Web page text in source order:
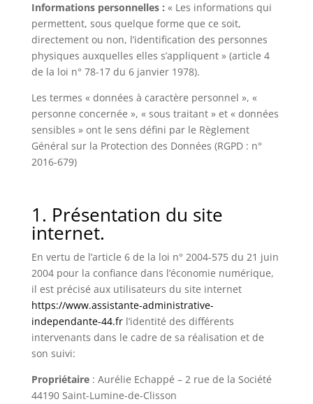
Informations personnelles : « Les informations qui
permettent, sous quelque forme que ce soit,
directement ou non, l’identification des personnes
physiques auxquelles elles s’appliquent » (article 4
de la loi n° 78-17 du 6 janvier 1978).
Les termes « données à caractère personnel », «
personne concernée », « sous traitant » et « données
sensibles » ont le sens défini par le Règlement
Général sur la Protection des Données (RGPD : n°
2016-679)
1. Présentation du site
internet.
En vertu de l’article 6 de la loi n° 2004-575 du 21 juin
2004 pour la confiance dans l’économie numérique,
il est précisé aux utilisateurs du site internet
https://www.assistante-administrative-
independante-44.frl’identité des différents
intervenants dans le cadre de sa réalisation et de
son suivi:
Propriétaire: Aurélie Echappé – 2 rue de la Société
44190 Saint-Lumine-de-Clisson